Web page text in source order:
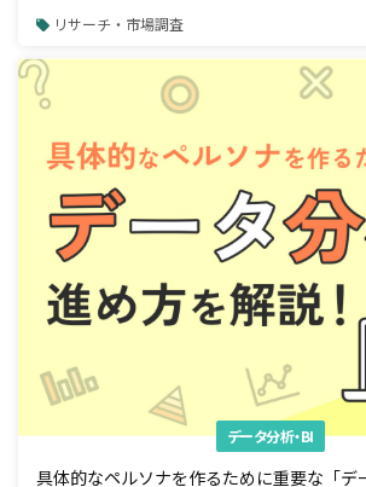
リサーチ・市場調査
データ分析・BI
具体的なペルソナを作るために重要な「デ